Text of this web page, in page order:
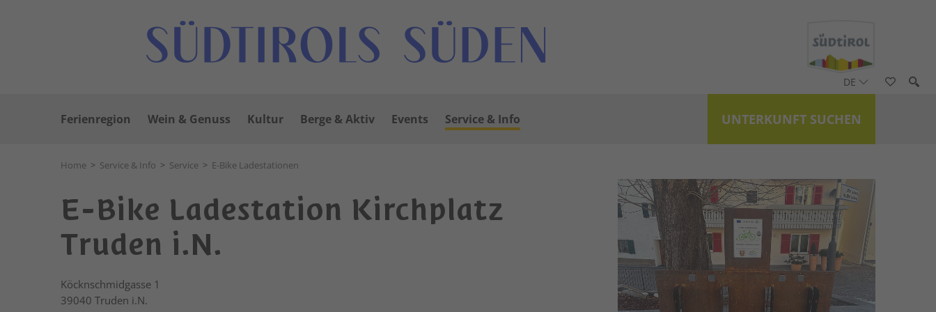
DE
UNTERKUNFT SUCHEN
Ferienregion Wein & Genuss Kultur Berge & Aktiv Events Service & Info
Home > Service & Info > Service > E-Bike Ladestationen
E-Bike Ladestation Kirchplatz
Truden i.N.
Köcknschmidgasse 1
39040 Truden i.N.